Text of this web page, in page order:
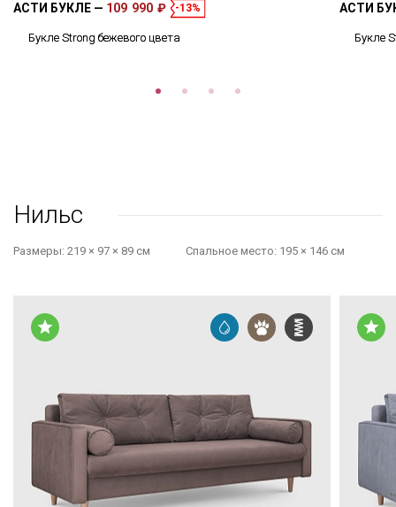
АСТИ БУКЛЕ 109 990 ₽ -13%
Букле Strong бежевого цвета
АСТИ
Букле
Нильс
Размеры: 219 × 97 × 89 см Cпальное место: 195 × 146 см